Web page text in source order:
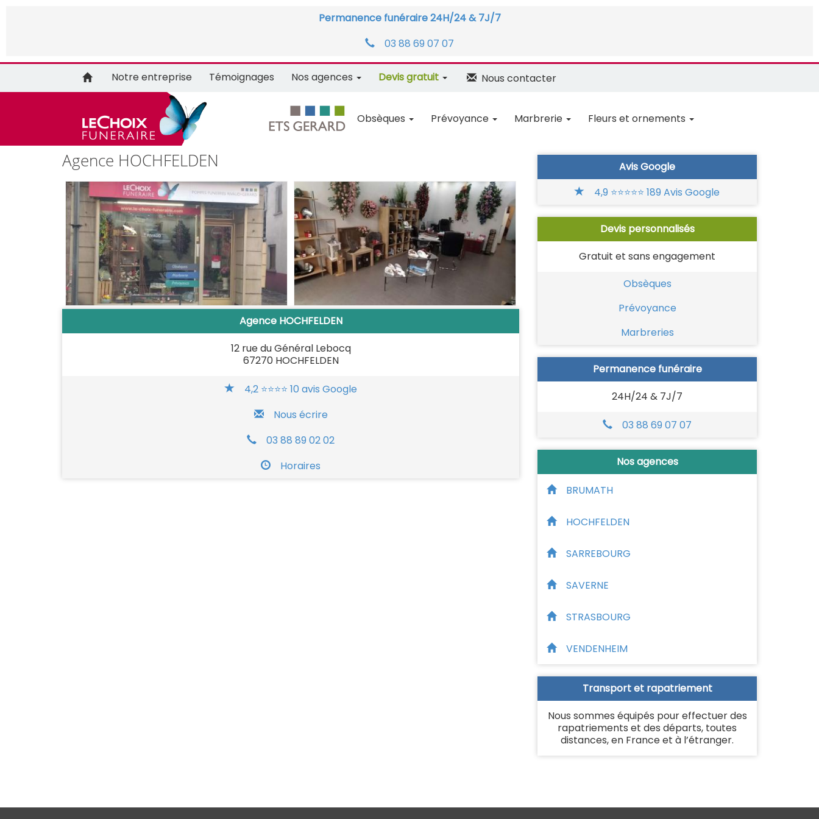
Permanence funéraire 24H/24 & 7J/7
03 88 69 07 07
Notre entreprise Témoignages Nos agences Devis gratuit Nous contacter
Obsèques Prévoyance Marbrerie Fleurs et ornements
Agence HOCHFELDEN
Agence HOCHFELDEN
12 rue du Général Lebocq
67270 HOCHFELDEN
4,2 ⭐⭐⭐⭐ 10 avis Google
Nous écrire
03 88 89 02 02
Horaires
Avis Google
4,9 ⭐⭐⭐⭐⭐ 189 Avis Google
Devis personnalisés
Gratuit et sans engagement
Obsèques
Prévoyance
Marbreries
Permanence funéraire
24H/24 & 7J/7
03 88 69 07 07
Nos agences
BRUMATH
HOCHFELDEN
SARREBOURG
SAVERNE
STRASBOURG
VENDENHEIM
Transport et rapatriement
Nous sommes équipés pour effectuer des
rapatriements et des départs, toutes
distances, en France et à l’étranger.